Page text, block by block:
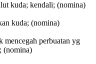
kuda; kendali; (nomina)
kuda; (nomina)
mencegah perbuatan yg
(nomina)